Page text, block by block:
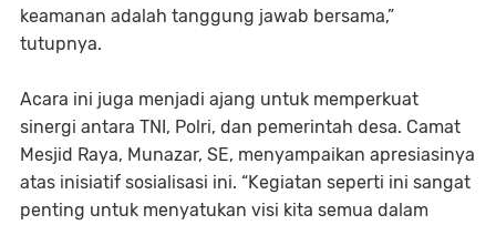
keamanan adalah tanggung jawab bersama,”
tutupnya.
Acara ini juga menjadi ajang untuk memperkuat
sinergi antara TNI, Polri, dan pemerintah desa. Camat
Mesjid Raya, Munazar, SE, menyampaikan apresiasinya
atas inisiatif sosialisasi ini. “Kegiatan seperti ini sangat
penting untuk menyatukan visi kita semua dalam